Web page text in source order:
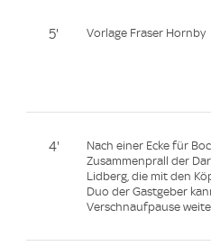
5' Vorlage Fraser Hornby
4'
Nach einer Ecke für
Zusammenprall der
Lidberg, die mit den
Duo der Gastgeber
Verschnaufpause